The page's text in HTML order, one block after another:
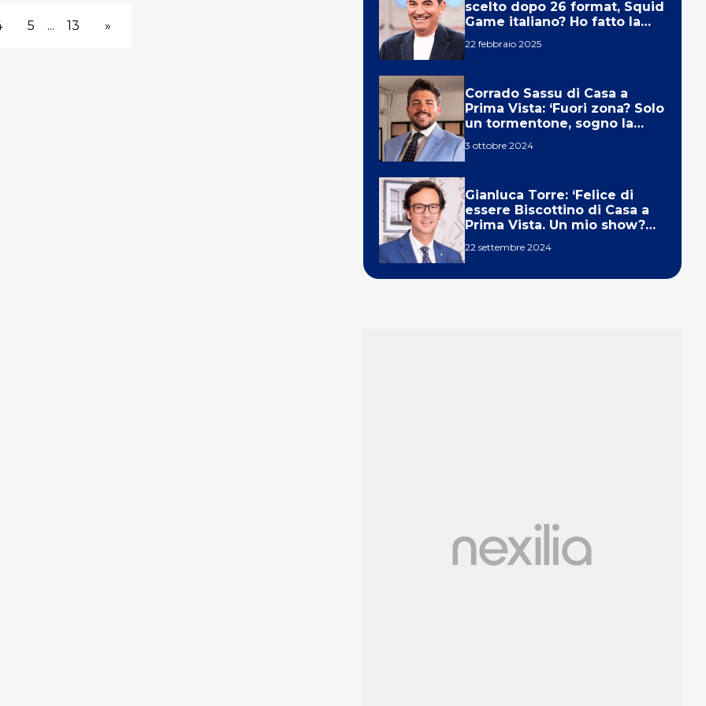
5 ... 13 »
scelto dopo 26 format, Squid
Game italiano? Ho fatto la
22 febbraio 2025
Corrado Sassu di Casa a
Prima Vista: ‘Fuori zona? Solo
un tormentone, sogno la
3 ottobre 2024
Gianluca Torre: ‘Felice di
essere Biscottino di Casa a
Prima Vista. Un mio show?
22 settembre 2024